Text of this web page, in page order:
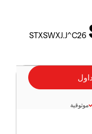
STXSWXJ.J^C26
موثوقية